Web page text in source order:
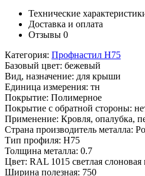
Технические
Доставка и оплата
Отзывы 0
Категория: Профнастил Н75
Базовый цвет: бежевый
Вид, назначение: для крыши
Единица измерения: тн
Покрытие: Полимерное
Покрытие с обратной стороны:
Применение: Кровля, опалубка,
Страна производитель металла:
Тип профиля: Н75
Толщина металла: 0.7
Цвет: RAL 1015 светлая слоновая
Ширина полезная: 750